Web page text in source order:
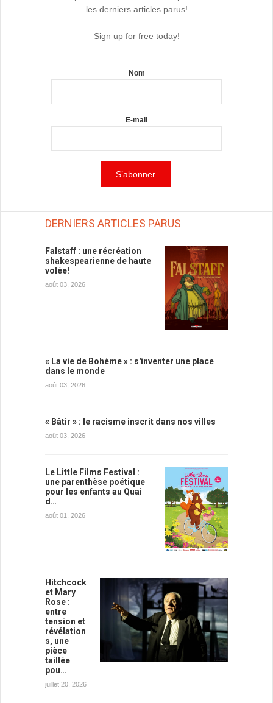
les derniers articles parus!
Sign up for free today!
Nom
E-mail
DERNIERS ARTICLES PARUS
Falstaff : une récréation
shakespearienne de haute
volée!
août 03, 2026
« La vie de Bohème » : s'inventer une place
dans le monde
août 03, 2026
« Bâtir » : le racisme inscrit dans nos villes
août 03, 2026
Le Little Films Festival :
une parenthèse poétique
pour les enfants au Quai
d…
août 01, 2026
Hitchcock
et Mary
Rose :
entre
tension et
révélation
s, une
pièce
taillée
pou…
juillet 20, 2026